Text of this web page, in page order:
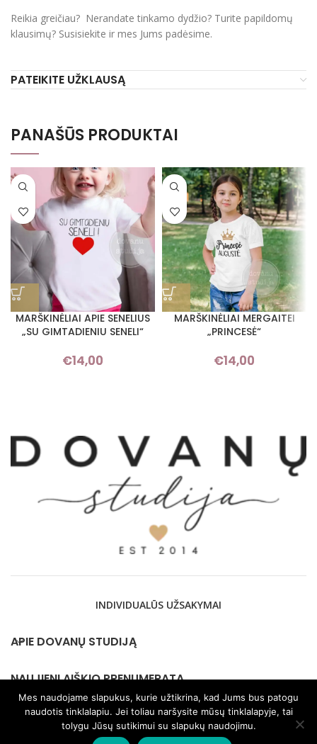
Reikia greičiau? Nerandate tinkamo dydžio? Turite papildomų
klausimų? Susisiekite ir mes Jums padėsime.
PATEIKITE UŽKLAUSĄ
PANAŠŪS PRODUKTAI
MARŠKINĖLIAI APIE SENELIUS
„SU GIMTADIENIU SENELI“
€14,00
MARŠKINĖLIAI MERGAITEI
„PRINCESĖ“
€14,00
INDIVIDUALŪS UŽSAKYMAI
APIE DOVANŲ STUDIJĄ
NAUJIENLAIŠKIO PRENUMERATA
KONTAKTAI
Mes naudojame slapukus, kurie užtikrina, kad Jums bus patogu
naudotis tinklalapiu. Jei toliau naršysite mūsų tinklalapyje, tai
tolygu Jūsų sutikimui su slapukų naudojimu.